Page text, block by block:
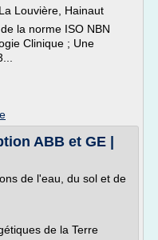
Louvière, Hainaut
la norme ISO NBN
Clinique ; Une
ABB et GE |
de l'eau, du sol et de
de la Terre